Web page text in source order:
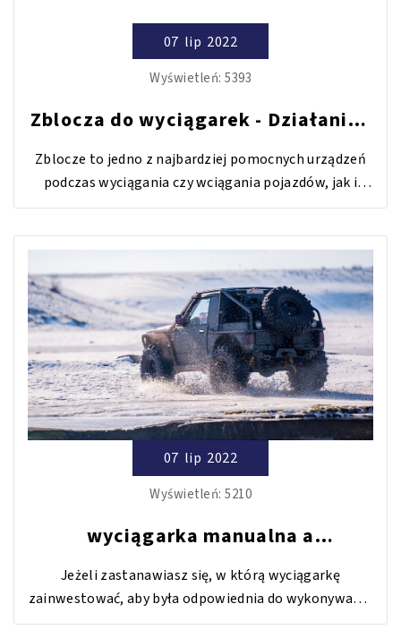
07 lip 2022
Wyświetleń: 5393
Zblocza do wyciągarek - Działanie i
montaż
Zblocze to jedno z najbardziej pomocnych urządzeń
podczas wyciągania czy wciągania pojazdów, jak i
przedmiotów. Służy do zwiększenia siły uciągu w
elektrycznych. Zblocze można montować na 2
sposoby i oba są proste oraz intuicyjne w montażu.
07 lip 2022
Wyświetleń: 5210
wyciągarka manualna a
elektryczna - Do sporadycznej czy
częstej pracy?
Jeżeli zastanawiasz się, w którą wyciągarkę
zainwestować, aby była odpowiednia do wykonywanej
pracy. Przeczytaj ten wpis i dowiedz się, która z